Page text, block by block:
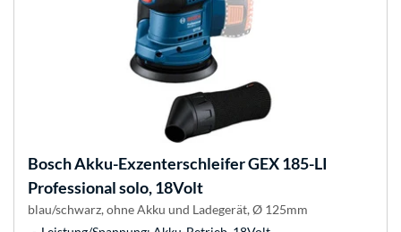
BoschAkku-Exzenterschleifer GEX 185-LI
Professional solo, 18Volt
blau/schwarz, ohne Akku und Ladegerät, Ø 125mm